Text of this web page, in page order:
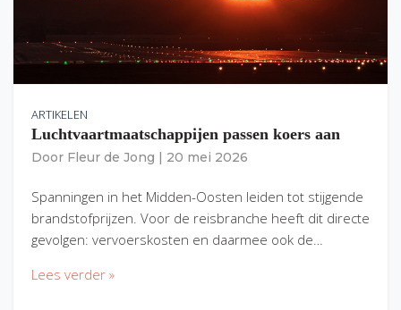
ARTIKELEN
Luchtvaartmaatschappijen passen koers aan
Door Fleur de Jong 20 mei 2026
Spanningen in het Midden-Oosten leiden tot stijgende
brandstofprijzen. Voor de reisbranche heeft dit directe
gevolgen: vervoerskosten en daarmee ook de…
Lees verder »